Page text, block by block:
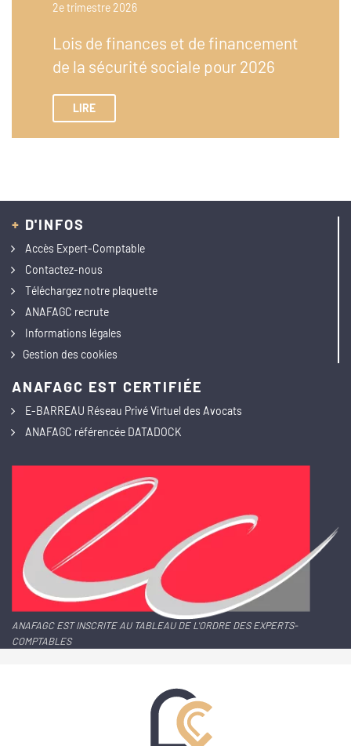
2e trimestre 2026
Lois de finances et de financement
de la sécurité sociale pour 2026
LIRE
+ D'INFOS
Accès Expert-Comptable
Contactez-nous
Téléchargez notre plaquette
ANAFAGC recrute
Informations légales
Gestion des cookies
ANAFAGC EST CERTIFIÉE
E-BARREAU Réseau Privé Virtuel des Avocats
ANAFAGC référencée DATADOCK
ANAFAGC EST INSCRITE AU TABLEAU DE L'ORDRE DES EXPERTS-
COMPTABLES